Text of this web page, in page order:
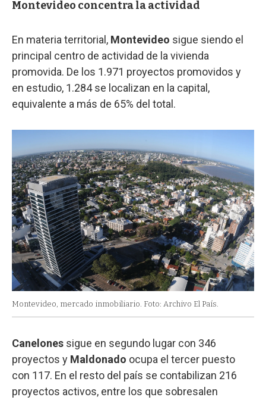
Montevideo concentra la actividad
En materia territorial, Montevideo sigue siendo el
principal centro de actividad de la vivienda
promovida. De los 1.971 proyectos promovidos y
en estudio, 1.284 se localizan en la capital,
equivalente a más de 65% del total.
Montevideo, mercado inmobiliario. Foto: Archivo El País.
Canelones sigue en segundo lugar con 346
proyectos y Maldonado ocupa el tercer puesto
con 117. En el resto del país se contabilizan 216
proyectos activos, entre los que sobresalen